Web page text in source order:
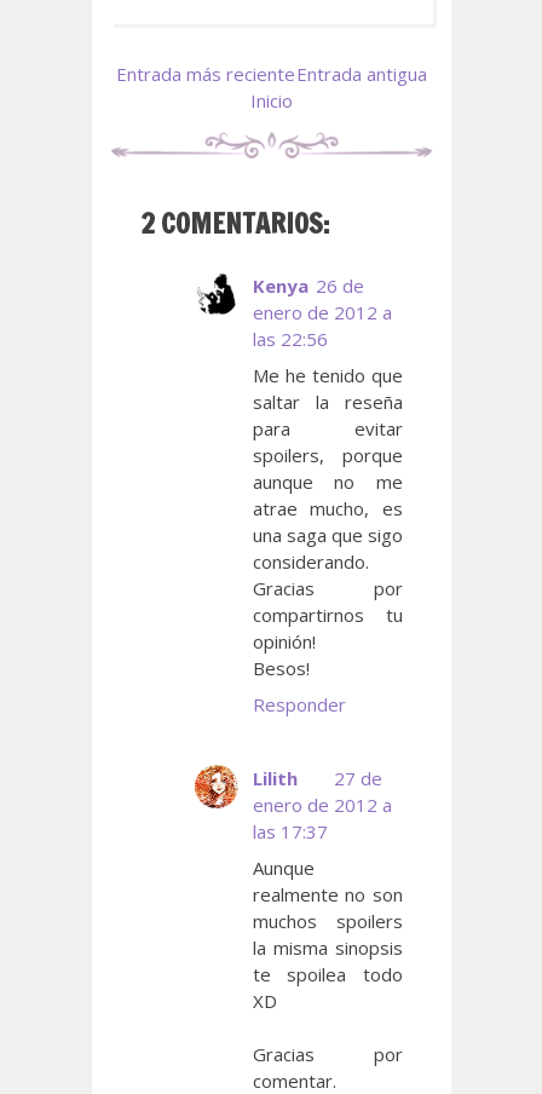
Entrada más recienteEntrada antigua
Inicio
2 COMENTARIOS:
Kenya 26 de
enero de 2012 a
las 22:56
Me he tenido que
saltar la reseña
para evitar
spoilers, porque
aunque no me
atrae mucho, es
una saga que sigo
considerando.
Gracias por
compartirnos tu
opinión!
Besos!
Responder
Lilith
27 de
enero de 2012 a
las 17:37
Aunque
realmente no son
muchos spoilers
la misma sinopsis
te spoilea todo
XD
Gracias por
comentar.